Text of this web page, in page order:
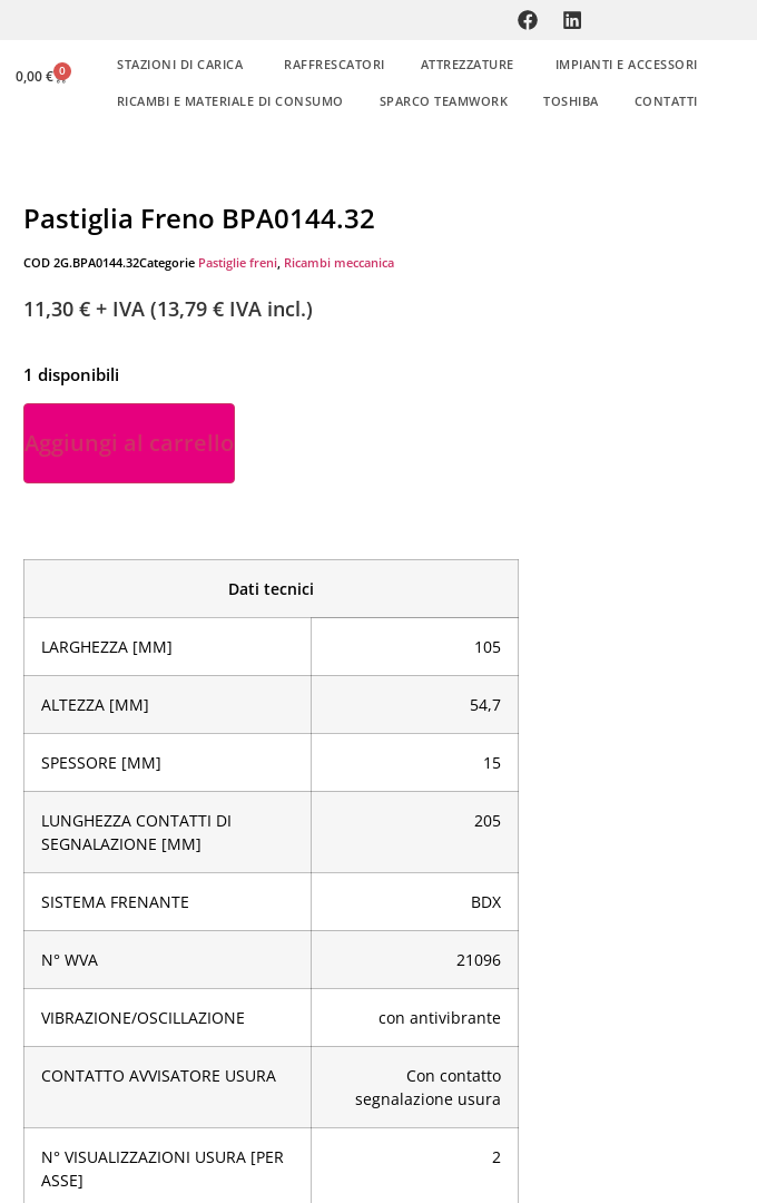
0,00€ 0 STAZIONI DI CARICA RAFFRESCATORI ATTREZZATURE IMPIANTI E ACCESSORI
RICAMBI E MATERIALE DI CONSUMO SPARCO TEAMWORK TOSHIBA CONTATTI
Pastiglia Freno BPA0144.32
COD 2G.BPA0144.32Categorie Pastiglie freni, Ricambi meccanica
11,30 € + IVA (13,79 € IVA incl.)
1 disponibili
Aggiungi al carrello
Dati tecnici
LARGHEZZA [MM] 105
ALTEZZA [MM] 54,7
SPESSORE [MM] 15
LUNGHEZZA CONTATTI DI
SEGNALAZIONE [MM]
205
SISTEMA FRENANTE BDX
N° WVA 21096
VIBRAZIONE/OSCILLAZIONE con antivibrante
CONTATTO AVVISATORE USURA
Con contatto
segnalazione usura
N° VISUALIZZAZIONI USURA [PER
ASSE]
2